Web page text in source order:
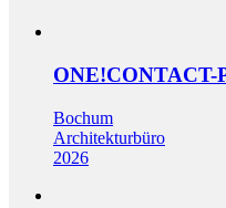
ONE!CONTACT-
Bochum
Architekturbüro
2026